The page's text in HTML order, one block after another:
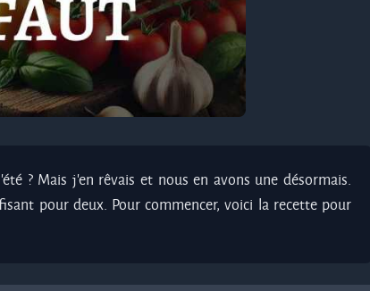
? Mais j'en rêvais et nous en avons une désormais.
pour deux. Pour commencer, voici la recette pour